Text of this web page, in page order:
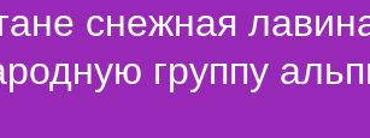
снежная
группу